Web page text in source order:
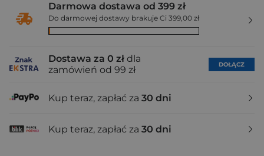
Darmowa dostawa od 399 zł
Do darmowej dostawy brakuje Ci 399,00 zł
Dostawa za 0 zł dla
zamówień od 99 zł
DOŁĄCZ
Kup teraz, zapłać za 30 dni
Kup teraz, zapłać za 30 dni